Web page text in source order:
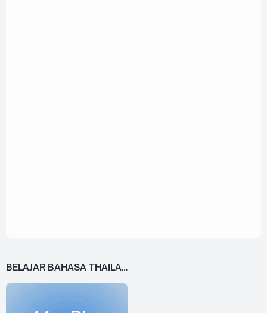
BELAJAR BAHASA THAILAND DARI 0!